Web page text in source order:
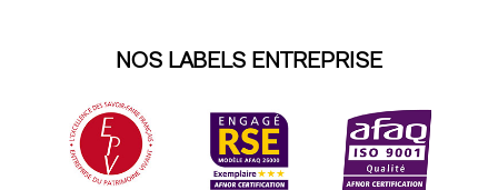
NOS LABELS ENTREPRISE